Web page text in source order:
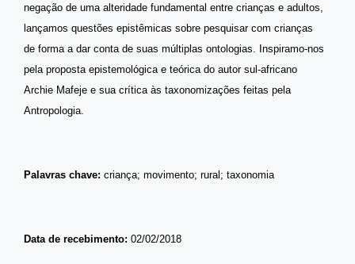
negação de uma alteridade fundamental entre crianças e adultos,
lançamos questões epistêmicas sobre pesquisar com crianças
de forma a dar conta de suas múltiplas ontologias. Inspiramo-nos
pela proposta epistemológica e teórica do autor sul-africano
Archie Mafeje e sua crítica às taxonomizações feitas pela
Antropologia.
Palavras chave: criança; movimento; rural; taxonomia
Data de recebimento: 02/02/2018